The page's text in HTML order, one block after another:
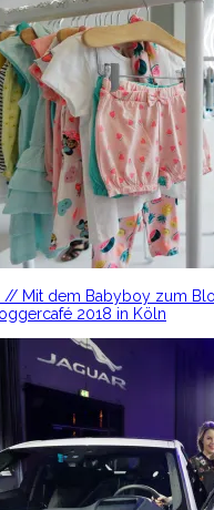
// Mit dem Babyboy zum
2018 in Köln